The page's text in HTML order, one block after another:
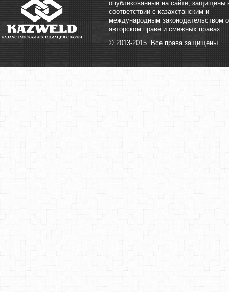
опубликованные на сайте, защищены
соответствии с казахстанским и
международным законодательством
авторском праве и смежных правах.
© 2013-2015. Все права защищены.